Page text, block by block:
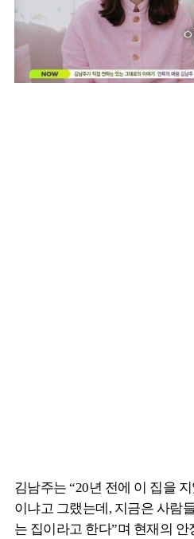
김남주는 “20년 전에 이 집을
이냐고 그랬는데, 지금은 사람
는 집이라고 한다”며 현재의